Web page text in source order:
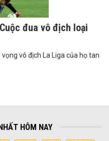
đua vô địch loại
vô địch La Liga của họ tan
HÔM NAY